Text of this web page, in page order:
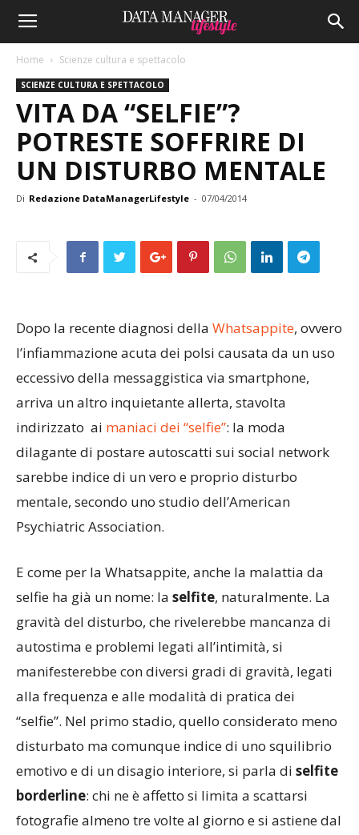
Home Scienze cultura e spettacolo
SCIENZE CULTURA E SPETTACOLO
VITA DA “SELFIE”?
POTRESTE SOFFRIRE DI
UN DISTURBO MENTALE
Di Redazione DataManagerLifestyle - 07/04/2014
Dopo la recente diagnosi della Whatsappite, ovvero
l’infiammazione acuta dei polsi causata da un uso
eccessivo della messaggistica via smartphone,
arriva un altro inquietante allerta, stavolta
indirizzato ai maniaci dei “selfie”: la moda
dilagante di postare autoscatti sui social network
sarebbe indice di un vero e proprio disturbo
mentale, secondo uno studio dell’American
Psychiatric Association.
E come per la Whatsappite, anche la malattia da
selfie ha già un nome: la selfite, naturalmente. La
gravità del disturbo, che rivelerebbe mancanza di
autostima e problemi legati all’intimità, si
manifesterebbe con diversi gradi di gravità, legati
alla frequenza e alle modalità di pratica dei
“selfie”. Nel primo stadio, quello considerato meno
disturbato ma comunque indice di uno squilibrio
emotivo e di un disagio interiore, si parla di selfite
borderline: chi ne è affetto si limita a scattarsi
fotografie almeno tre volte al giorno e si astiene dal